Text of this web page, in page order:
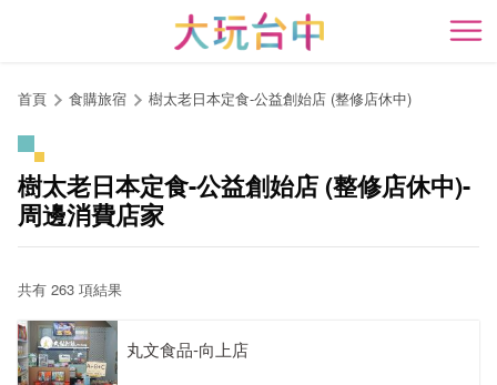
開
首頁 食購旅宿 樹太老日本定食-公益創始店 (整修店休中)
樹太老日本定食-公益創始店 (整修店休中)-
周邊消費店家
共有 263 項結果
丸文食品-向上店